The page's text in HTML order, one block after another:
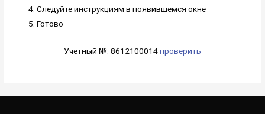
Следуйте инструкциям в появившемся окне
Готово
Учетный №: 8612100014проверить